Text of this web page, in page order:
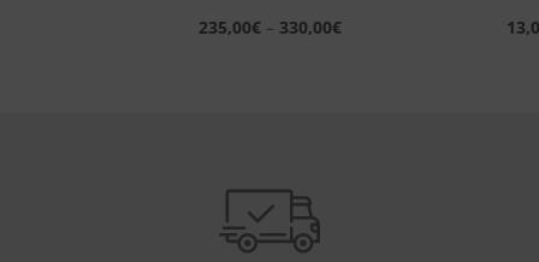
235,00€– 330,00€